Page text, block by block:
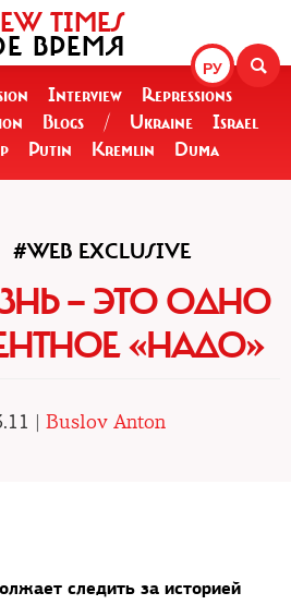
РУ
TIMES
ВРЕМЯ
Interview
Repressions
Blogs / Ukraine
Israel
Putin Kremlin Duma
#WEB EXCLUSIVE
— ЭТО ОДНО
«НАДО»
| Buslov Anton
cледить за историей